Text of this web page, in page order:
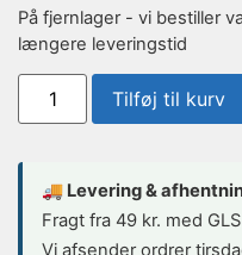
På fjernlager - vi bestiller
længere leveringstid
Tilføj til kurv
🚚 Levering &
Fragt fra 49 kr. med GLS
Vi afsender ordrer